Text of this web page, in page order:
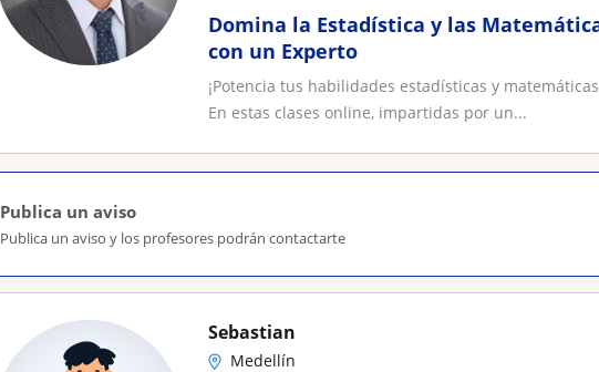
Domina la Estadística y las
con un Experto
¡Potencia tus habilidades estadísticas y
En estas clases online, impartidas por un...
Publica un aviso
Publica un aviso y los profesores podrán contactarte
Sebastian
Medellín